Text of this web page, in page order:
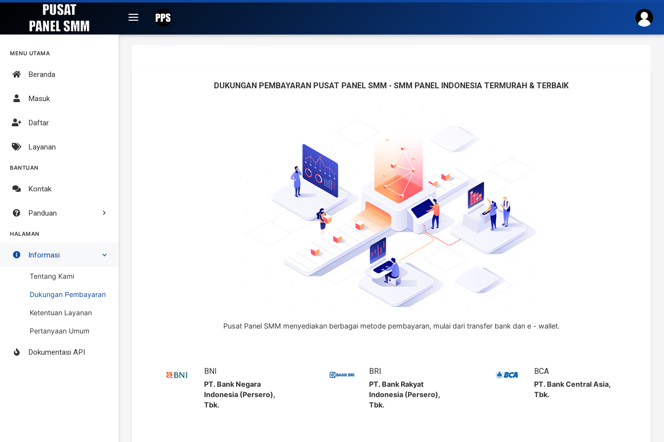
MENU UTAMA
Beranda
Masuk
Daftar
Layanan
BANTUAN
Kontak
Panduan
HALAMAN
Informasi
Tentang Kami
Dukungan Pembayaran
Ketentuan Layanan
Pertanyaan Umum
Dokumentasi API
DUKUNGAN PEMBAYARAN PUSAT PANEL SMM - SMM PANEL INDONESIA TERMURAH & TERBAIK
Pusat Panel SMM menyediakan berbagai metode pembayaran, mulai dari transfer bank dan e - wallet.
BNI
PT. Bank Negara
Indonesia (Persero),
Tbk.
BRI
PT. Bank Rakyat
Indonesia (Persero),
Tbk.
BCA
PT. Bank Central Asia,
Tbk.